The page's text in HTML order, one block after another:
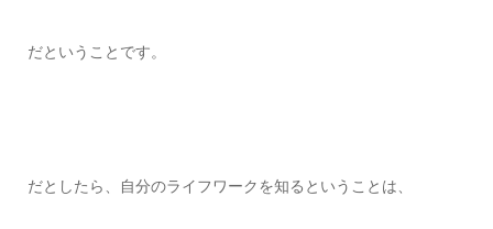
だということです。
だとしたら、自分のライフワークを知るということは、